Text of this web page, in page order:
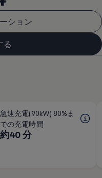
ション
る
急速充電(90kW) 80%ま
での充電時間
約40 分